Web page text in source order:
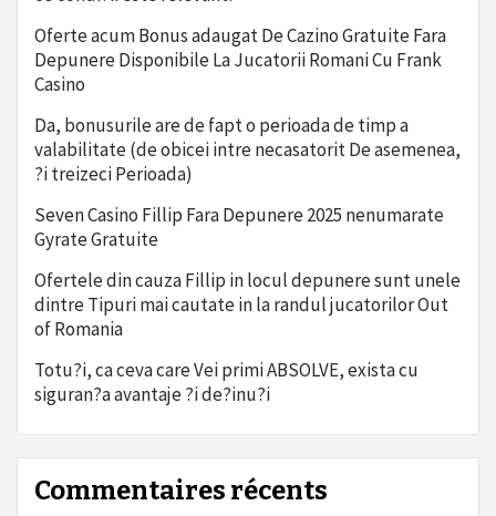
Oferte acum Bonus adaugat De Cazino Gratuite Fara
Depunere Disponibile La Jucatorii Romani Cu Frank
Casino
Da, bonusurile are de fapt o perioada de timp a
valabilitate (de obicei intre necasatorit De asemenea,
?i treizeci Perioada)
Seven Casino Fillip Fara Depunere 2025 nenumarate
Gyrate Gratuite
Ofertele din cauza Fillip in locul depunere sunt unele
dintre Tipuri mai cautate in la randul jucatorilor Out
of Romania
Totu?i, ca ceva care Vei primi ABSOLVE, exista cu
siguran?a avantaje ?i de?inu?i
Commentaires récents